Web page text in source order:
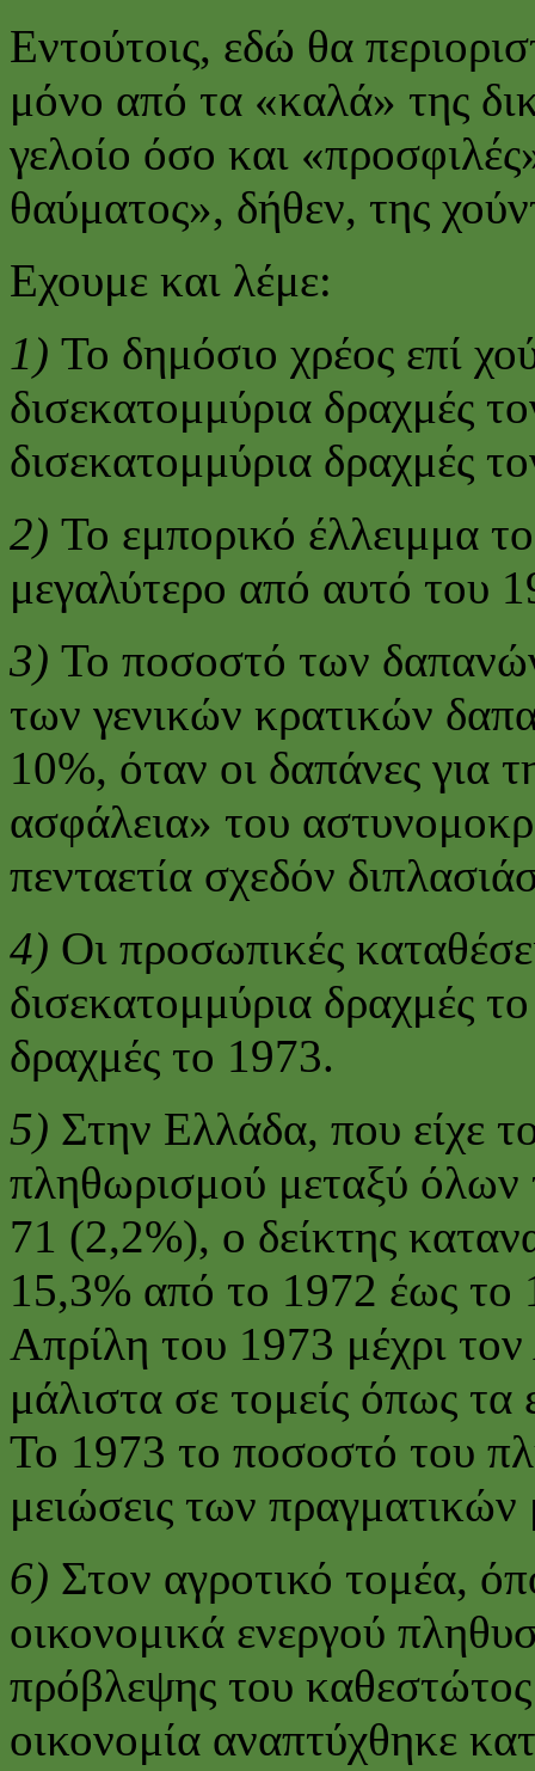
Εντούτοις, εδώ θα
μόνο από τα «καλά» της
γελοίο όσο και
θαύματος», δήθεν, της
Εχουμε και λέμε:
1) Το δημόσιο χρέος επί
δισεκατομμύρια δραχμές
δισεκατομμύρια δραχμές
2) Το εμπορικό έλλειμμα
μεγαλύτερο από αυτό του
3) Το ποσοστό των
των γενικών κρατικών
10%, όταν οι δαπάνες για
ασφάλεια» του
πενταετία σχεδόν
4) Οι προσωπικές
δισεκατομμύρια δραχμές
δραχμές το 1973.
5) Στην Ελλάδα, που είχε
πληθωρισμού μεταξύ
71 (2,2%), ο δείκτης
15,3% από το 1972 έως το
Απρίλη του 1973 μέχρι
μάλιστα σε τομείς όπως τα
Το 1973 το ποσοστό του
μειώσεις των
6) Στον αγροτικό τομέα,
οικονομικά ενεργού
πρόβλεψης του
οικονομία αναπτύχθηκε